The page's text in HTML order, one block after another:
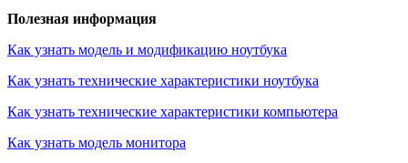
Полезная информация
Как узнать модель и модификацию ноутбука
Как узнать технические характеристики ноутбука
Как узнать технические характеристики компьютера
Как узнать модель монитора